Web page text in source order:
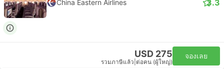
China Eastern Airlines 3.3
USD 275
รวมภาษีแล้ว ต่อคน (ผู้ใหญ่)
จองเลย